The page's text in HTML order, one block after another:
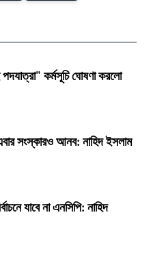
কর্মসূচি ঘোষণা করলো
সংস্কারও আনব: নাহিদ ইসলাম
যাবে না এনসিপি: নাহিদ